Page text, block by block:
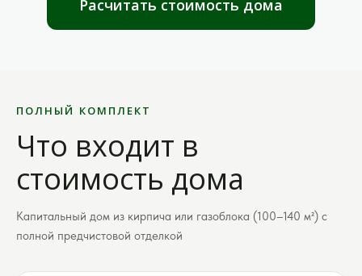
Расчитать стоимость дома
ПОЛНЫЙ КОМПЛЕКТ
Что входит в
стоимость дома
Капитальный дом из кирпича или газоблока (100–140 м²) с
полной предчистовой отделкой